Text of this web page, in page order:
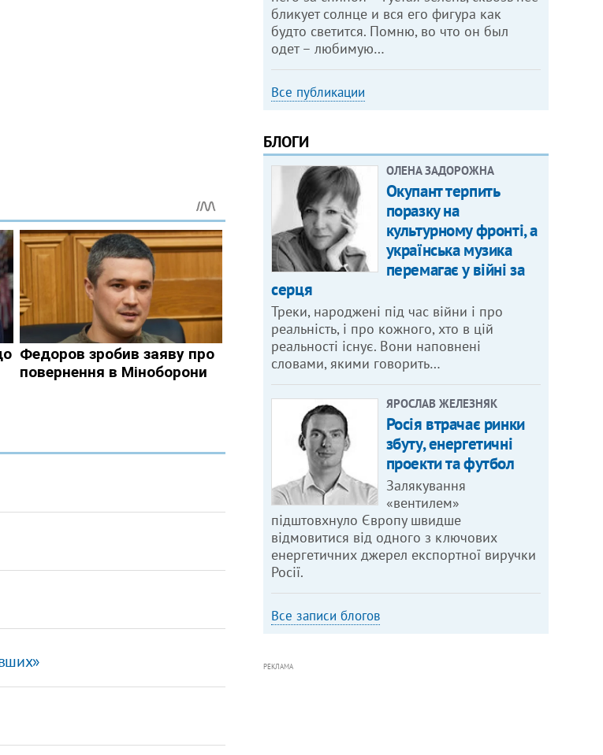
бликует солнце и вся его фигура как
будто светится. Помню, во что он был
одет – любимую…
Все публикации
БЛОГИ
ОЛЕНА ЗАДОРОЖНА
Окупант терпить
поразку на
культурному фронті, а
українська музика
перемагає у війні за
серця
Треки, народжені під час війни і про
реальність, і про кожного, хто в цій
реальності існує. Вони наповнені
словами, якими говорить…
ЯРОСЛАВ ЖЕЛЕЗНЯК
Росія втрачає ринки
збуту, енергетичні
проекти та футбол
Залякування
«вентилем»
підштовхнуло Європу швидше
відмовитися від одного з ключових
енергетичних джерел експортної виручки
Росії.
Все записи блогов
РЕКЛАМА